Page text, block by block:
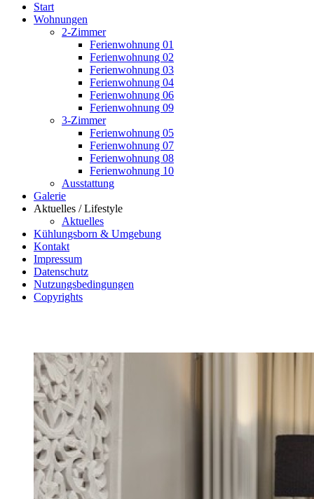
Start
Wohnungen
2-Zimmer
Ferienwohnung 01
Ferienwohnung 02
Ferienwohnung 03
Ferienwohnung 04
Ferienwohnung 06
Ferienwohnung 09
3-Zimmer
Ferienwohnung 05
Ferienwohnung 07
Ferienwohnung 08
Ferienwohnung 10
Ausstattung
Galerie
Aktuelles / Lifestyle
Aktuelles
Kühlungsborn & Umgebung
Kontakt
Impressum
Datenschutz
Nutzungsbedingungen
Copyrights